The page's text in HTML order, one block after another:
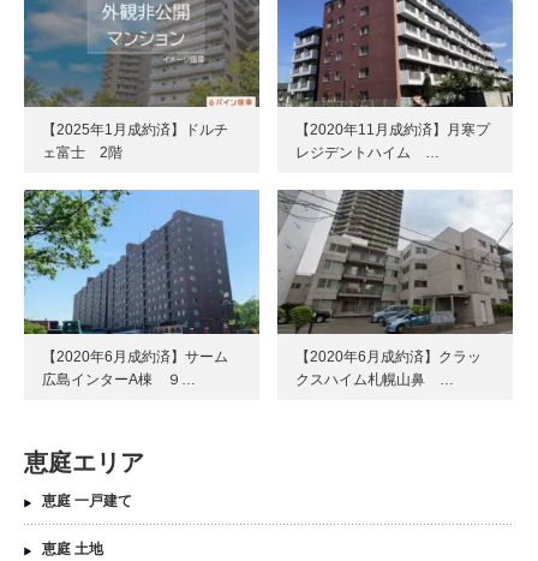
【2025年1月成約済】ドルチ
ェ富士 2階
【2020年11月成約済】月寒プ
レジデントハイム …
【2020年6月成約済】サーム
広島インターA棟 ９…
【2020年6月成約済】クラッ
クスハイム札幌山鼻 …
恵庭エリア
恵庭 一戸建て
恵庭 土地